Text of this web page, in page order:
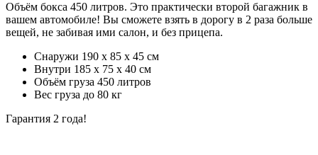
Объём бокса 450 литров. Это практически второй багажник в
вашем автомобиле! Вы сможете взять в дорогу в 2 раза больше
вещей, не забивая ими салон, и без прицепа.
Снаружи 190 х 85 х 45 см
Внутри 185 х 75 х 40 см
Объём груза 450 литров
Вес груза до 80 кг
Гарантия 2 года!